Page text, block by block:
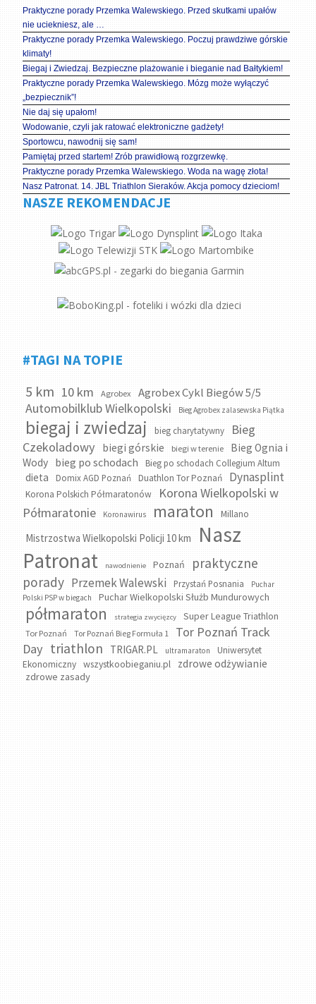
Praktyczne porady Przemka Walewskiego. Przed skutkami upałów
nie uciekniesz, ale …
Praktyczne porady Przemka Walewskiego. Poczuj prawdziwe górskie
klimaty!
Biegaj i Zwiedzaj. Bezpieczne plażowanie i bieganie nad Bałtykiem!
Praktyczne porady Przemka Walewskiego. Mózg może wyłączyć
„bezpiecznik”!
Nie daj się upałom!
Wodowanie, czyli jak ratować elektroniczne gadżety!
Sportowcu, nawodnij się sam!
Pamiętaj przed startem! Zrób prawidłową rozgrzewkę.
Praktyczne porady Przemka Walewskiego. Woda na wagę złota!
Nasz Patronat. 14. JBL Triathlon Sieraków. Akcja pomocy dzieciom!
NASZE REKOMENDACJE
#TAGI NA TOPIE
5 km 10 km Agrobex Agrobex Cykl Biegów 5/5
Automobilklub Wielkopolski Bieg Agrobex zalasewska Piątka
biegaj i zwiedzaj bieg charytatywny
Bieg
Czekoladowy
biegi górskie biegi w terenie
Bieg Ognia i
Wody bieg po schodach Bieg po schodach Collegium Altum
dieta Domix AGD Poznań Duathlon Tor Poznań Dynasplint
Korona Polskich Półmaratonów
Korona Wielkopolski w
Półmaratonie
Koronawirus maraton Millano
Mistrzostwa Wielkopolski Policji 10 km
Nasz
Patronat
nawodnienie Poznań
praktyczne
porady Przemek Walewski Przystań Posnania
Puchar
Polski PSP w biegach
Puchar Wielkopolski Służb Mundurowych
półmaraton strategia zwycięzcy Super League Triathlon
Tor Poznań Tor Poznań Bieg Formuła 1
Tor Poznań Track
Day triathlon TRIGAR.PL ultramaraton
Uniwersytet
Ekonomiczny
wszystkoobieganiu.pl zdrowe odżywianie
zdrowe zasady